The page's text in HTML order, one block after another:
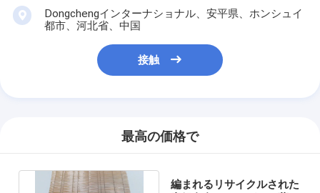
Dongchengインターナショナル、安平県、ホンシュイ
都市、河北省、中国
接触
最高の価格で
編まれるリサイクルされた